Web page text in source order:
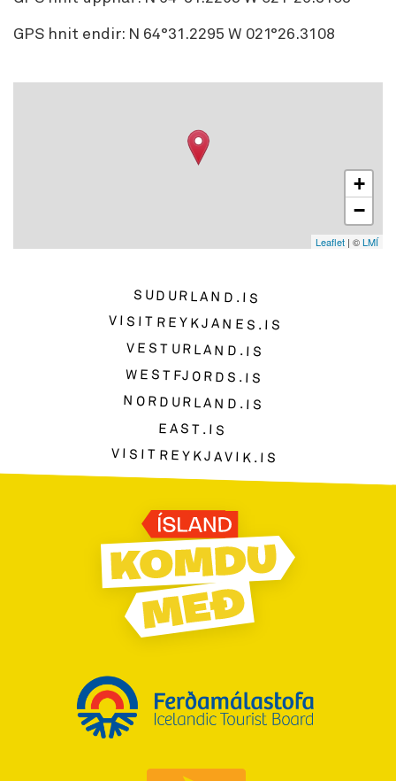
GPS hnit endir: N 64°31.2295 W 021°26.3108
+
−
Leaflet | ©LMÍ
SUDURLAND.IS
VISITREYKJANES.IS
VESTURLAND.IS
WESTFJORDS.IS
NORDURLAND.IS
EAST.IS
VISITREYKJAVIK.IS